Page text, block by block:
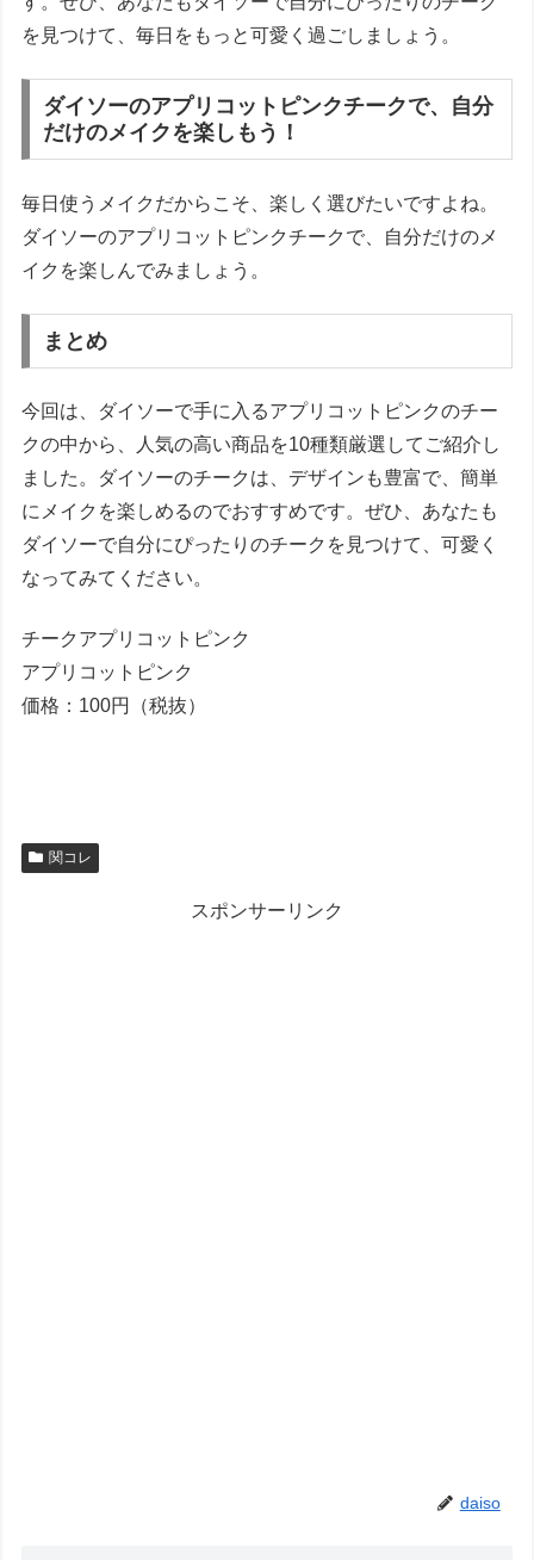
を見つけて、毎日をもっと可愛く過ごしましょう。
ダイソーのアプリコットピンクチークで、自分
だけのメイクを楽しもう！
毎日使うメイクだからこそ、楽しく選びたいですよね。
ダイソーのアプリコットピンクチークで、自分だけのメ
イクを楽しんでみましょう。
まとめ
今回は、ダイソーで手に入るアプリコットピンクのチー
クの中から、人気の高い商品を10種類厳選してご紹介し
ました。ダイソーのチークは、デザインも豊富で、簡単
にメイクを楽しめるのでおすすめです。ぜひ、あなたも
ダイソーで自分にぴったりのチークを見つけて、可愛く
なってみてください。
チークアプリコットピンク
アプリコットピンク
価格：100円（税抜）
関コレ
スポンサーリンク
daiso